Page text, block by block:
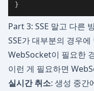
}
Part 3: SSE 말고 다른
SSE가 대부분의 경우
WebSocket이 필요한
이런 게 필요하면
실시간 취소: 생성 중간